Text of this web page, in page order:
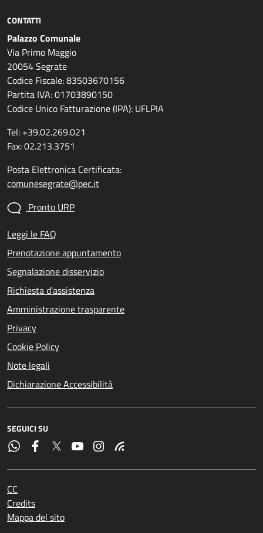
CONTATTI
Palazzo Comunale
Via Primo Maggio
20054 Segrate
Codice Fiscale: 83503670156
Partita IVA: 01703890150
Codice Unico Fatturazione (IPA): UFLPIA
Tel: +39.02.269.021
Fax: 02.213.3751
Posta Elettronica Certificata:
comunesegrate@pec.it
Pronto URP
Leggi le FAQ
Prenotazione appuntamento
Segnalazione disservizio
Richiesta d'assistenza
Amministrazione trasparente
Privacy
Cookie Policy
Note legali
Dichiarazione Accessibilità
SEGUICI SU
CC
Credits
Mappa del sito